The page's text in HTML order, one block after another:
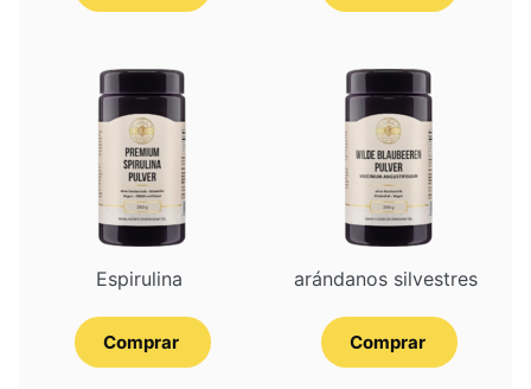
Espirulina
Comprar
aránd­a­nos silvestres
Comprar